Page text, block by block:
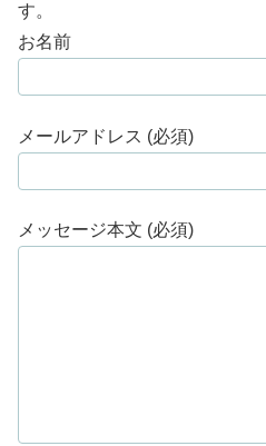
す。
お名前
メールアドレス (必須)
メッセージ本文 (必須)